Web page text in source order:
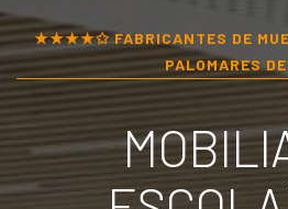
★★★★✩ FABRICANTES DE
PALOMARES